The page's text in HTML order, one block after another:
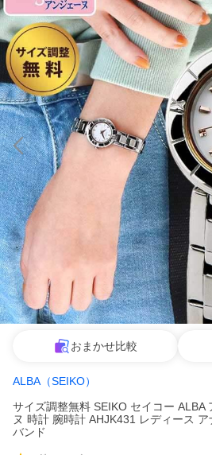
おまかせ比較
ALBA（SEIKO）
サイズ調整無料 SEIKO セイコー ALBA
ヌ 時計 腕時計 AHJK431 レディース
バンド